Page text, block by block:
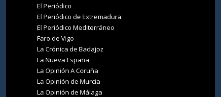
El Periódico
El Periódico de Extremadura
El Periódico Mediterráneo
Faro de Vigo
La Crónica de Badajoz
La Nueva España
La Opinión A Coruña
La Opinión de Murcia
La Opinión de Málaga